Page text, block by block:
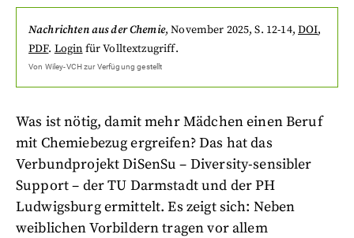
Nachrichten aus der Chemie,November 2025, S. 12-14, DOI,
PDF. Login für Volltextzugriff.
Von Wiley-VCHzur Verfügung gestellt
Was ist nötig, damit mehr Mädchen einen Beruf
mit Chemiebezug ergreifen? Das hat das
Verbundprojekt DiSenSu – Diversity-sensibler
Support – der TU Darmstadt und der PH
Ludwigsburg ermittelt. Es zeigt sich: Neben
weiblichen Vorbildern tragen vor allem